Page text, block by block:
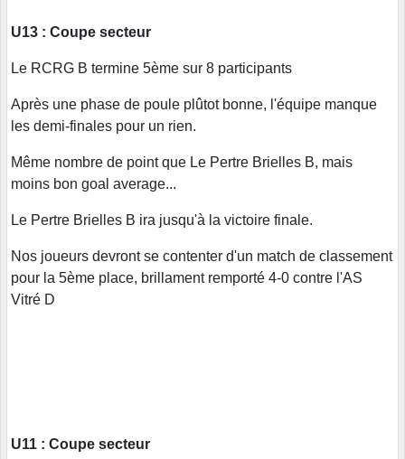
U13 : Coupe secteur
Le RCRG B termine 5ème sur 8 participants
Après une phase de poule plûtot bonne, l'équipe manque
les demi-finales pour un rien.
Même nombre de point que Le Pertre Brielles B, mais
moins bon goal average...
Le Pertre Brielles B ira jusqu'à la victoire finale.
Nos joueurs devront se contenter d'un match de classement
pour la 5ème place, brillament remporté 4-0 contre l'AS
Vitré D
U11 : Coupe secteur